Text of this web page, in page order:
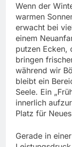
Wenn der
warmen
erwacht bei
einem
putzen Ecken,
bringen
während wir
bleibt ein
Seele. Ein
innerlich
Platz für
Gerade in